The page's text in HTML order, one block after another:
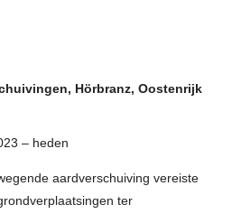
Hörbranz, Oostenrijk
– heden
aardverschuiving vereiste
ter